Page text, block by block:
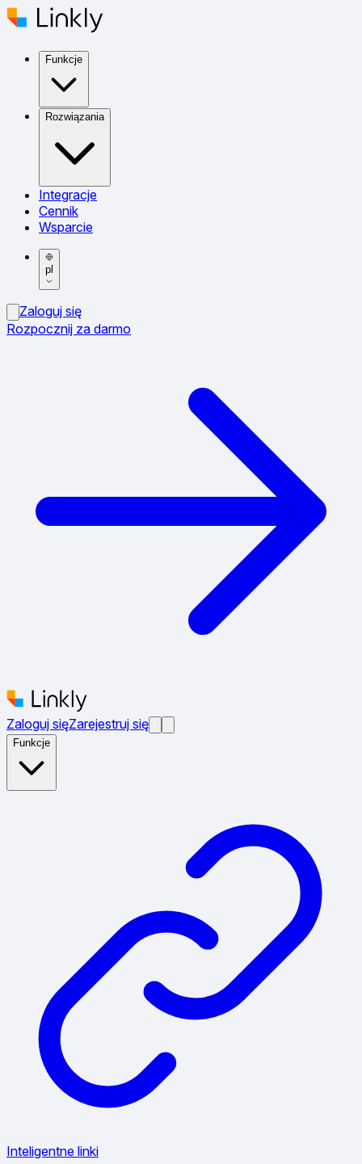
Funkcje
Rozwiązania
Integracje
Cennik
Wsparcie
pl
Zaloguj się
Rozpocznij za darmo
Zaloguj sięZarejestruj się
Funkcje
Inteligentne linki